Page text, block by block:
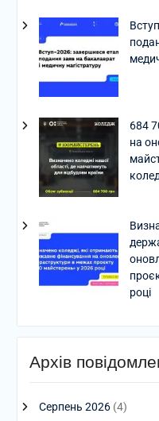
684
на
році
Архів
Серпень 2026(4)